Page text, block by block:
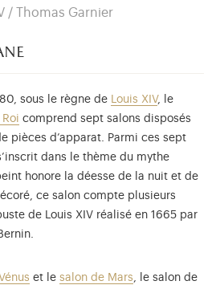
/ Thomas Garnier
sous le règne de Louis XIV, le
comprend sept salons disposés
pièces d’apparat. Parmi ces sept
dans le thème du mythe
honore la déesse de la nuit et de
ce salon compte plusieurs
de Louis XIV réalisé en 1665 par
et le salon de Mars, le salon de